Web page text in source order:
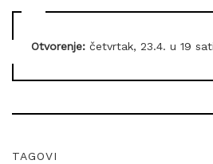
Otvorenje: četvrtak, 23.4. u 19 sati
TAGOVI